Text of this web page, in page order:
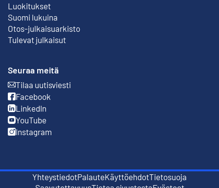
Luokitukset
Suomi lukuina
Otos-julkaisuarkisto
Ulkoinen linkki
Tulevat julkaisut
Seuraa meitä
Tilaa uutisviesti
Ulkoinen linkki
Facebook
Ulkoinen linkki
LinkedIn
Ulkoinen linkki
YouTube
Ulkoinen linkki
Instagram
Ulkoinen linkki
YhteystiedotPalaute
Ulkoinen linkki
Käyttöehdot
Ulkoinen linkki
Tietosuoja